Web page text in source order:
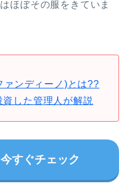
ほぼその服をきていま
ァンディーノ)とは??
した管理人が解説
すぐチェック